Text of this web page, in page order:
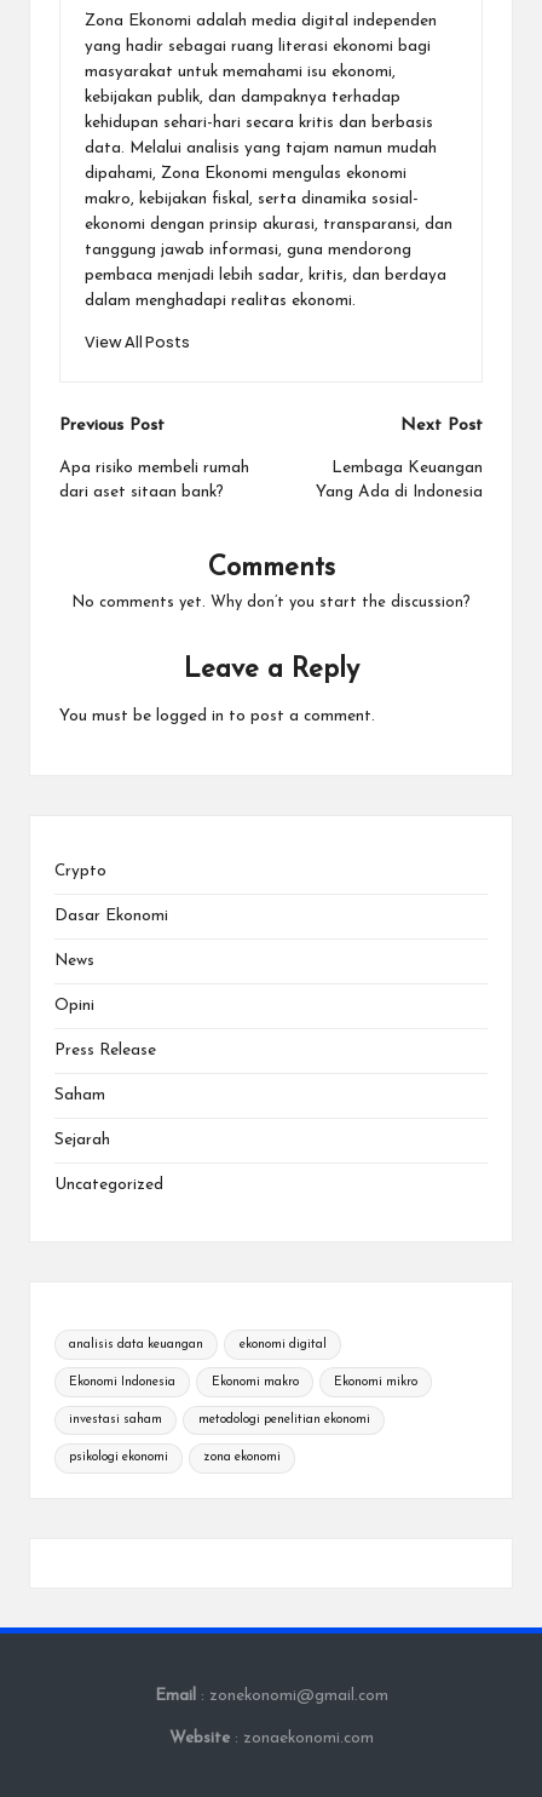
Zona Ekonomi adalah media digital independen
yang hadir sebagai ruang literasi ekonomi bagi
masyarakat untuk memahami isu ekonomi,
kebijakan publik, dan dampaknya terhadap
kehidupan sehari-hari secara kritis dan berbasis
data. Melalui analisis yang tajam namun mudah
dipahami, Zona Ekonomi mengulas ekonomi
makro, kebijakan fiskal, serta dinamika sosial-
ekonomi dengan prinsip akurasi, transparansi, dan
tanggung jawab informasi, guna mendorong
pembaca menjadi lebih sadar, kritis, dan berdaya
dalam menghadapi realitas ekonomi.
View All Posts
Post
navigation
Previous Post
Apa risiko membeli rumah
dari aset sitaan bank?
Next Post
Lembaga Keuangan
Yang Ada di Indonesia
Comments
No comments yet. Why don’t you start the discussion?
Leave a Reply
You must be logged in to post a comment.
Crypto
Dasar Ekonomi
News
Opini
Press Release
Saham
Sejarah
Uncategorized
analisis data keuangan ekonomi digital
Ekonomi Indonesia Ekonomi makro Ekonomi mikro
investasi saham metodologi penelitian ekonomi
psikologi ekonomi zona ekonomi
Email : zonekonomi@gmail.com
Website : zonaekonomi.com